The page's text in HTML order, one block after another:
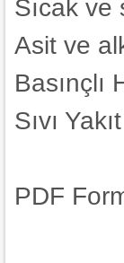
Sıcak
Asit ve
Basınçlı
Sıvı
PDF